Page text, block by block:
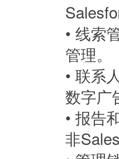
• 线索
管理。
• 联系
数字广
• 报告
非